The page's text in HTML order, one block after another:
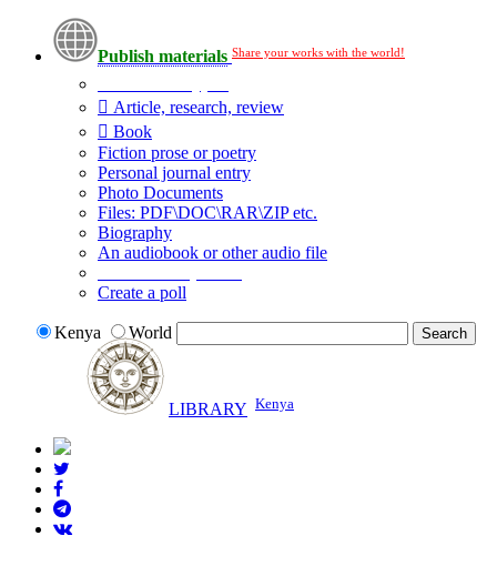
Publish materials Share your works with the world!
Article, research, review
Book
Fiction prose or poetry
Personal journal entry
Photo Documents
Files: PDF\DOC\RAR\ZIP etc.
Biography
An audiobook or other audio file
Create a poll
Kenya World
LIBRARY Kenya